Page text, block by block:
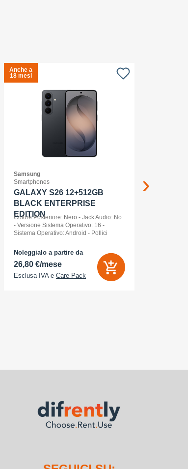
Anche a
18 mesi
Samsung
Smartphones
GALAXY S26 12+512GB
BLACK ENTERPRISE
EDITION
Colore Posteriore: Nero - Jack Audio: No
- Versione Sistema Operativo: 16 -
Sistema Operativo: Android - Pollici
- Memoria Interna (ROM): 512 GB -
Espandibile fino a: 0 GB - Dual Sim: Sì
Noleggialo a partire da
26,80 €/mese
Esclusa IVA e Care Pack